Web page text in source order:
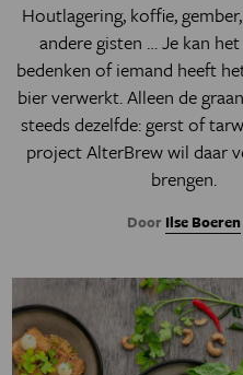
Houtlagering, koffie,
andere gisten … Je kan
bedenken of iemand heeft
bier verwerkt. Alleen de
steeds dezelfde: gerst of
project AlterBrew wil daar
brengen.
Door Ilse Boeren